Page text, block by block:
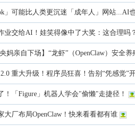
」可能比人类更沉迷「成年人」网站...AI
业交给AI！娃笑得像中了大奖：这合理吗
妈亲自下场】“龙虾”（OpenClaw）安全养
2.0 重大升级！程序员狂喜！告别“凭感觉”
！「Figure」机器人学会"偷懒"走捷径！
大厂布局OpenClaw！快来看看都有谁